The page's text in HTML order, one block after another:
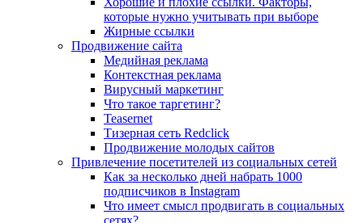
которые нужно учитывать при выборе
Жирные ссылки
Продвижение сайта
Медийная реклама
Контекстная реклама
Вирусный маркетинг
Что такое таргетинг?
Teasernet
Тизерная сеть Redclick
Продвижение молодых сайтов
Привлечение посетителей из социальных сетей
Как за несколько дней набрать 1000
подписчиков в Instagram
Что имеет смысл продвигать в социальных
сетях?